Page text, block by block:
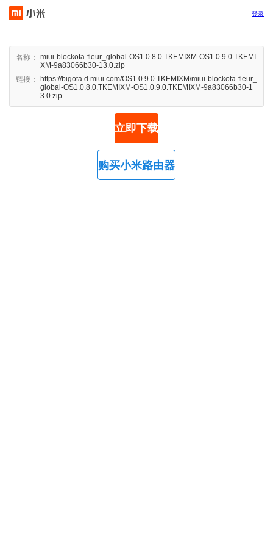
登录
名称：
miui-blockota-fleur_global-OS1.0.8.0.TKEMIXM-OS1.0.9.0.TKEMI
XM-9a83066b30-13.0.zip
链接：
https://bigota.d.miui.com/OS1.0.9.0.TKEMIXM/miui-blockota-fleur_
global-OS1.0.8.0.TKEMIXM-OS1.0.9.0.TKEMIXM-9a83066b30-1
3.0.zip
立即下载
购买小米路由器